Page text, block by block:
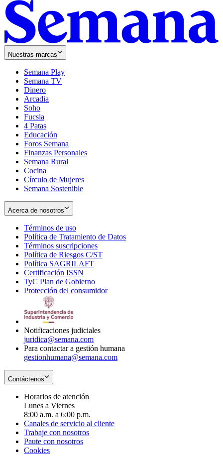
Nuestras marcas
Semana Play
Semana TV
Dinero
Arcadia
Soho
in
new
window
Fucsia
in
new
window
4 Patas
Educación
Foros Semana
Finanzas Personales
Semana Rural
Cocina
Círculo de Mujeres
Semana Sostenible
Acerca de nosotros
Términos de uso
in
new
window
Política de Tratamiento de Datos
Términos suscripciones
in
Política de Riesgos C/ST
Política SAGRILAFT
new
window
Certificación ISSN
in
new
TyC Plan de Gobierno
in
Protección del consumidorOpens
Notificaciones judiciales
juridica@semana.com
Para contactar a gestión humana
gestionhumana@semana.com
Contáctenos
Horarios de atención
Lunes a Viernes
8:00 a.m. a 6:00 p.m.
Canales de servicio al cliente
Trabaje con nosotros
Paute con nosotros
Cookies